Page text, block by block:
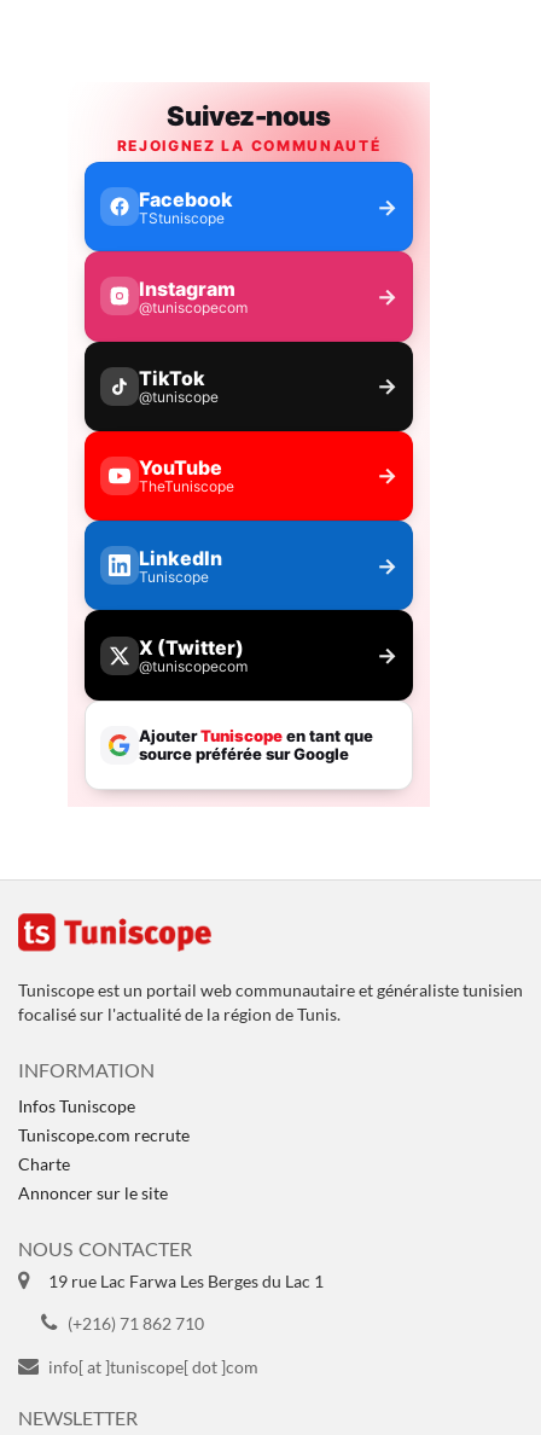
Tuniscope est un portail web communautaire et généraliste tunisien
focalisé sur l'actualité de la région de Tunis.
INFORMATION
Infos Tuniscope
Tuniscope.com recrute
Charte
Annoncer sur le site
NOUS CONTACTER
19 rue Lac Farwa Les Berges du Lac 1
(+216) 71 862 710
info[ at ]tuniscope[ dot ]com
NEWSLETTER